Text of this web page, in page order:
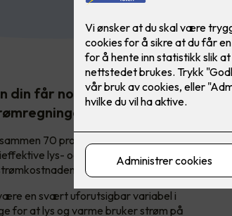
din får nok lys og varme
70 prosent av strømforbruket i
lys- og varmekilder og smarte
betydelig.
en svært uforutsigbar variabel i
for at lys og varme bruker strøm på